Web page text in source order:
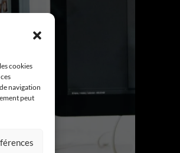
cookies
navigation
peut